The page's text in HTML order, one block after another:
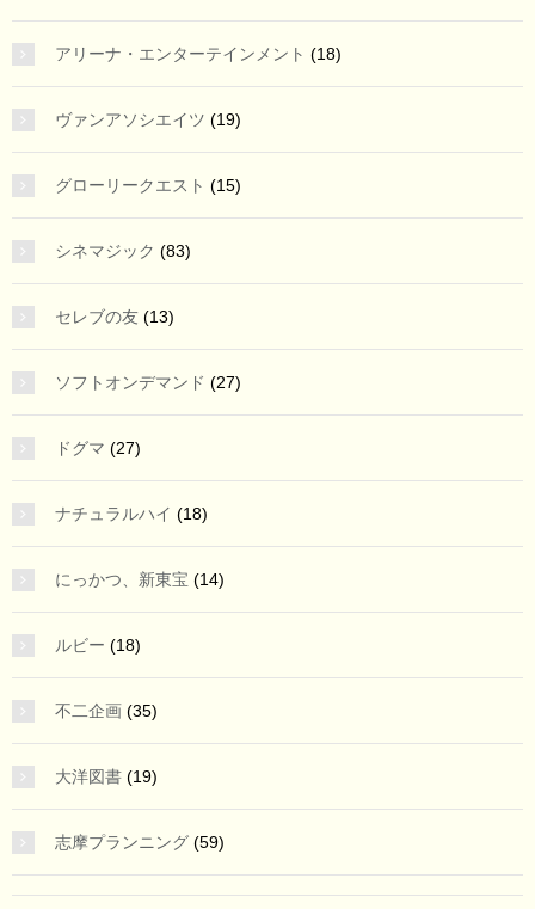
アリーナ・エンターテインメント (18)
ヴァンアソシエイツ (19)
グローリークエスト (15)
シネマジック (83)
セレブの友 (13)
ソフトオンデマンド (27)
ドグマ (27)
ナチュラルハイ (18)
にっかつ、新東宝 (14)
ルビー (18)
不二企画 (35)
大洋図書 (19)
志摩プランニング (59)